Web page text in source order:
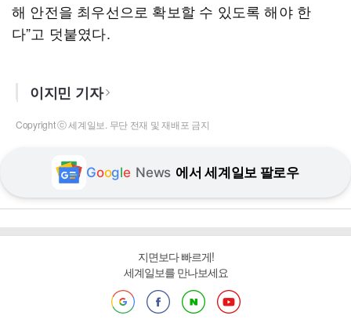
해 안전을 최우선으로 확보할 수 있도록 해야 한
다”고 덧붙였다.
이지민 기자
Copyright ⓒ 세계일보. 무단 전재 및 재배포 금지
Google News 에서 세계일보 팔로우
지면보다 빠르게!
세계일보를 만나보세요